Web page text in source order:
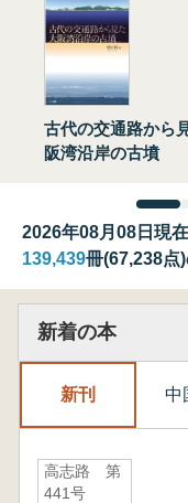
古代の交通路から
阪湾沿岸の古墳
2026年08月08日現在
139,439冊(67,238点
新着の本
新刊 中
高志路 第
441号